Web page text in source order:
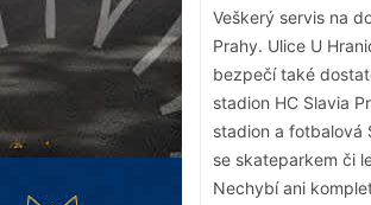
Veškerý servis na
Prahy. Ulice U
bezpečí také
stadion HC Slavia
stadion a fotbalová
se skateparkem či
Nechybí ani